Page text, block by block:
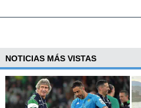
NOTICIAS MÁS VISTAS